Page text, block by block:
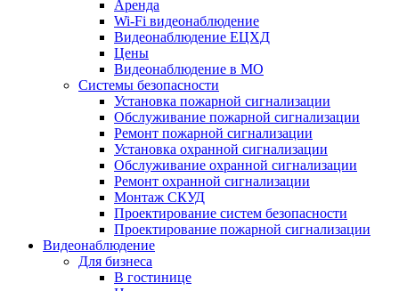
Аренда
Wi-Fi видеонаблюдение
Видеонаблюдение ЕЦХД
Цены
Видеонаблюдение в МО
Системы безопасности
Установка пожарной сигнализации
Обслуживание пожарной сигнализации
Ремонт пожарной сигнализации
Установка охранной сигнализации
Обслуживание охранной сигнализации
Ремонт охранной сигнализации
Монтаж СКУД
Проектирование систем безопасности
Проектирование пожарной сигнализации
Видеонаблюдение
Для бизнеса
В гостинице